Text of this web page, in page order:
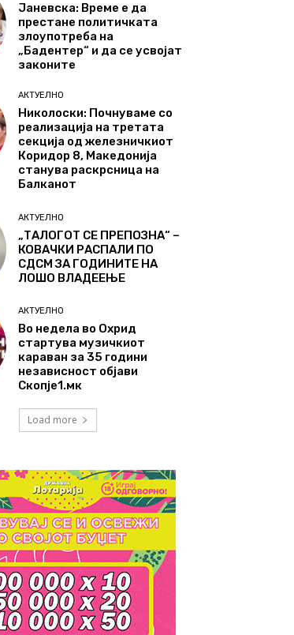
Јаневска: Време е да
престане политичката
злоупотреба на
„Бадентер“ и да се усвојат
законите
АКТУЕЛНО
Николоски: Почнуваме со
реализација на третата
секција од железничкиот
Коридор 8, Македонија
станува раскрсница на
Балканот
АКТУЕЛНО
„ТАЛОГОТ СЕ ПРЕПОЗНА“ –
КОВАЧКИ РАСПАЛИ ПО
СДСМ ЗА ГОДИНИТЕ НА
ЛОШО ВЛАДЕЕЊЕ
АКТУЕЛНО
Во недела во Охрид
стартува музичкиот
караван за 35 години
независност објави
Скопје1.мк
Load more